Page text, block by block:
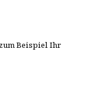
Beispiel Ihr